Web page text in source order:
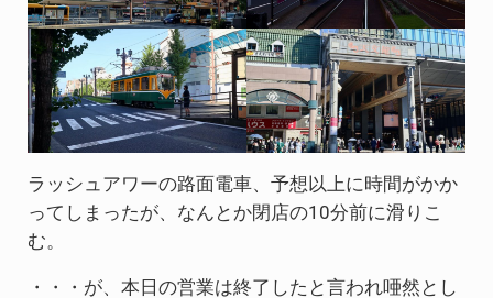
ラッシュアワーの路面電車、予想以上に時間がかか
ってしまったが、なんとか閉店の10分前に滑りこ
む。
・・・が、本日の営業は終了したと言われ唖然とし